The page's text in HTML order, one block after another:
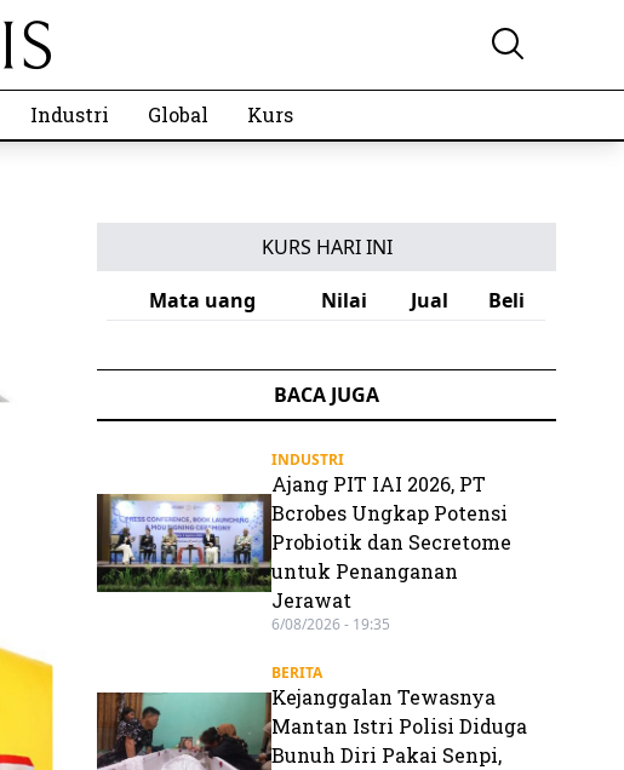
Industri Global Kurs
KURS HARI INI
Mata uang
Nilai Jual Beli
BACA JUGA
INDUSTRI
Ajang PIT IAI 2026, PT
Bcrobes Ungkap Potensi
Probiotik dan Secretome
untuk Penanganan
Jerawat
6/08/2026 - 19:35
BERITA
Kejanggalan Tewasnya
Mantan Istri Polisi Diduga
Bunuh Diri Pakai Senpi,